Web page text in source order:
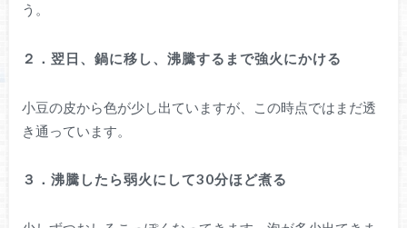
う。
２．翌日、鍋に移し、沸騰するまで強火にかける
小豆の皮から色が少し出ていますが、この時点ではまだ透
き通っています。
３．沸騰したら弱火にして30分ほど煮る